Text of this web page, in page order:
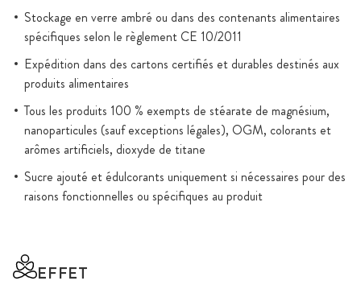
Stockage en verre ambré ou dans des contenants alimentaires
spécifiques selon le règlement CE 10/2011
Expédition dans des cartons certifiés et durables destinés aux
produits alimentaires
Tous les produits 100 % exempts de stéarate de magnésium,
nanoparticules (sauf exceptions légales), OGM, colorants et
arômes artificiels, dioxyde de titane
Sucre ajouté et édulcorants uniquement si nécessaires pour des
raisons fonctionnelles ou spécifiques au produit
EFFET